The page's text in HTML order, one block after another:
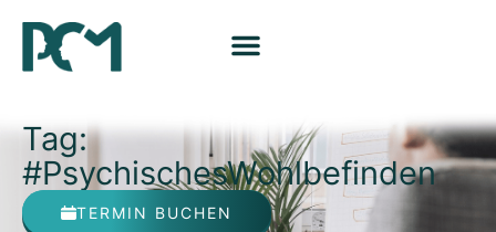
Tag:
#PsychischesWohlbefinden
TERMIN BUCHEN